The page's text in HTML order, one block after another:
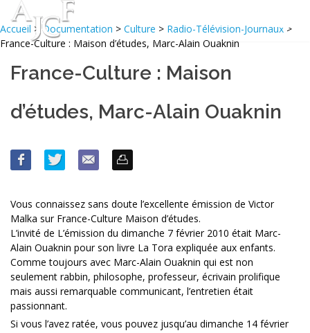
Accueil >Documentation > Culture > Radio-Télévision-Journaux >
France-Culture : Maison d’études, Marc-Alain Ouaknin
France-Culture : Maison
d’études, Marc-Alain Ouaknin
Vous connaissez sans doute l’excellente émission de Victor
Malka sur France-Culture Maison d’études.
L’invité de L’émission du dimanche 7 février 2010 était Marc-
Alain Ouaknin pour son livre La Tora expliquée aux enfants.
Comme toujours avec Marc-Alain Ouaknin qui est non
seulement rabbin, philosophe, professeur, écrivain prolifique
mais aussi remarquable communicant, l’entretien était
passionnant.
Si vous l’avez ratée, vous pouvez jusqu’au dimanche 14 février